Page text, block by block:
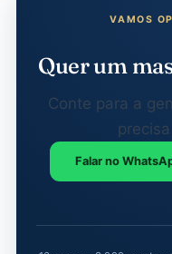
Quer um
Conte para a
Falar no